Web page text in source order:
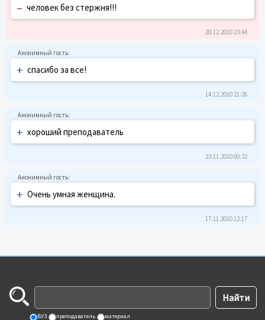
– человек без стержня!!!
20.12.2010 23:44
+ спасибо за все!
14.12.2010 21:26
+ хороший преподаватель
23.11.2010 00:32
+ Очень умная женщина.
17.11.2010 12:17
ВУЗ преподаватель материал